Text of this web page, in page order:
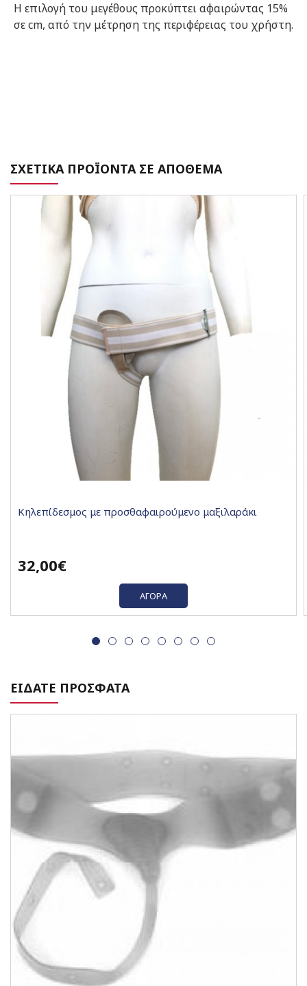
Η επιλογή του μεγέθους προκύπτει αφαιρώντας 15%
σε cm, από την μέτρηση της περιφέρειας του χρήστη.
ΣΧΕΤΙΚΑ ΠΡΟΪΟΝΤΑ ΣΕ ΑΠΟΘΕΜΑ
Κηλεπίδεσμος με προσθαφαιρούμενο μαξιλαράκι
32,00€
ΑΓΟΡΆ
ΕΙΔΑΤΕ ΠΡΟΣΦΑΤΑ